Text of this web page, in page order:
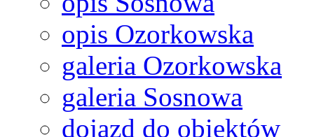
opis Ozorkowska
galeria Ozorkowska
galeria Sosnowa
dojazd do obiektów